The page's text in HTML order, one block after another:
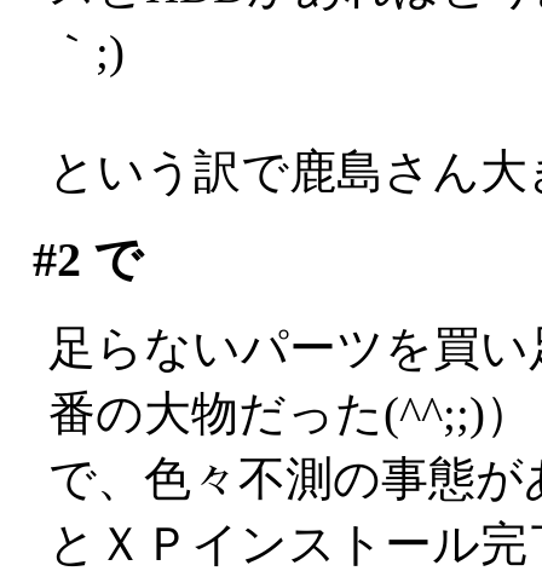
｀;)
という訳で鹿島さん
#2 で
足らないパーツを買
番の大物だった(^^;;)）
で、色々不測の事態
とＸＰインストール